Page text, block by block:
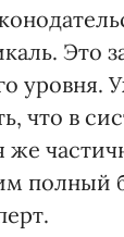
Это
уровня.
что в
же
полный